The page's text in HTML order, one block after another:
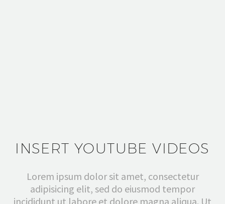
INSERT YOUTUBE VIDEOS
Lorem ipsum dolor sit amet, consectetur
adipisicing elit, sed do eiusmod tempor
incididunt ut labore et dolore magna aliqua. Ut